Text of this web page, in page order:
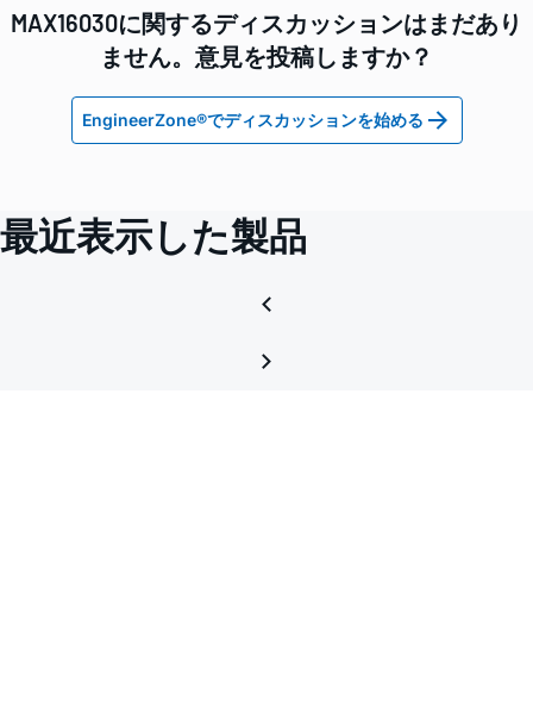
MAX16030に関するディスカッションはまだあり
ません。意見を投稿しますか？
EngineerZone®でディスカッションを始める
最近表示した製品